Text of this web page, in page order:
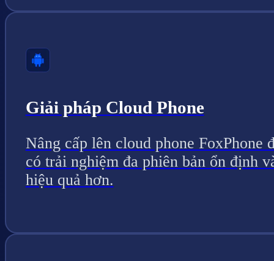
Giải pháp Cloud Phone
Nâng cấp lên cloud phone FoxPhone
có trải nghiệm đa phiên bản ổn định
hiệu quả hơn.